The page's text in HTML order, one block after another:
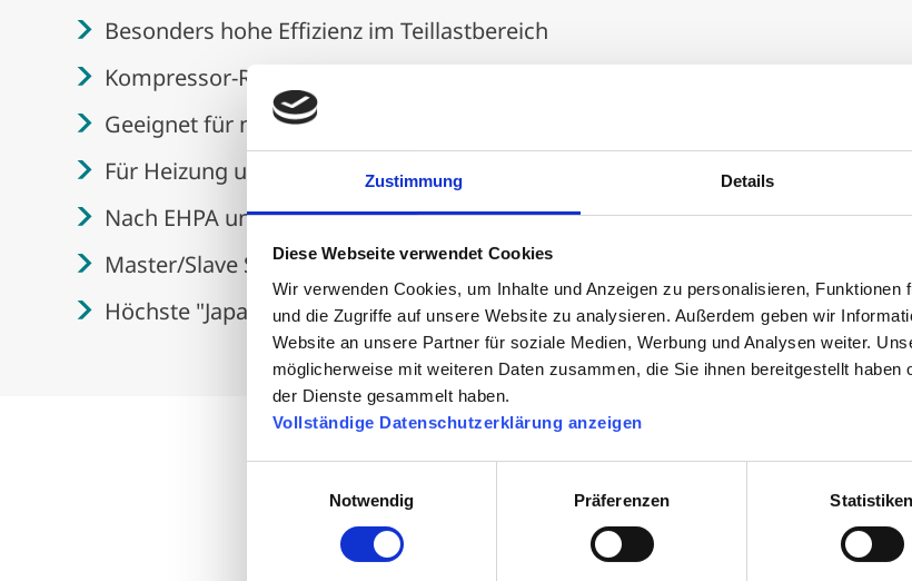
Zustimmung Details
Diese Webseite verwendet Cookies
Wir verwenden Cookies, um Inhalte und Anzeigen zu personalisieren, Funktionen
und die Zugriffe auf unsere Website zu analysieren. Außerdem geben wir
Website an unsere Partner für soziale Medien, Werbung und Analysen weiter.
möglicherweise mit weiteren Daten zusammen, die Sie ihnen bereitgestellt
der Dienste gesammelt haben.
Vollständige Datenschutzerklärung anzeigen
Notwendig
Präferenzen Statistiken
Besonders hohe Effizienz im Teillastbereich
Kompressor-Regelbereich 10 bis 100%
Geeignet für monovalentes Heizen
Für Heizung und Brauchwasser-Bereitung
Nach EHPA und KEYMARK zertifizierte Leistung & Qualität
Master/Slave Steuerung für bis zu 8 ESTIA-Systeme
Höchste "Japan-designed & Europe-manufactured" Qualität